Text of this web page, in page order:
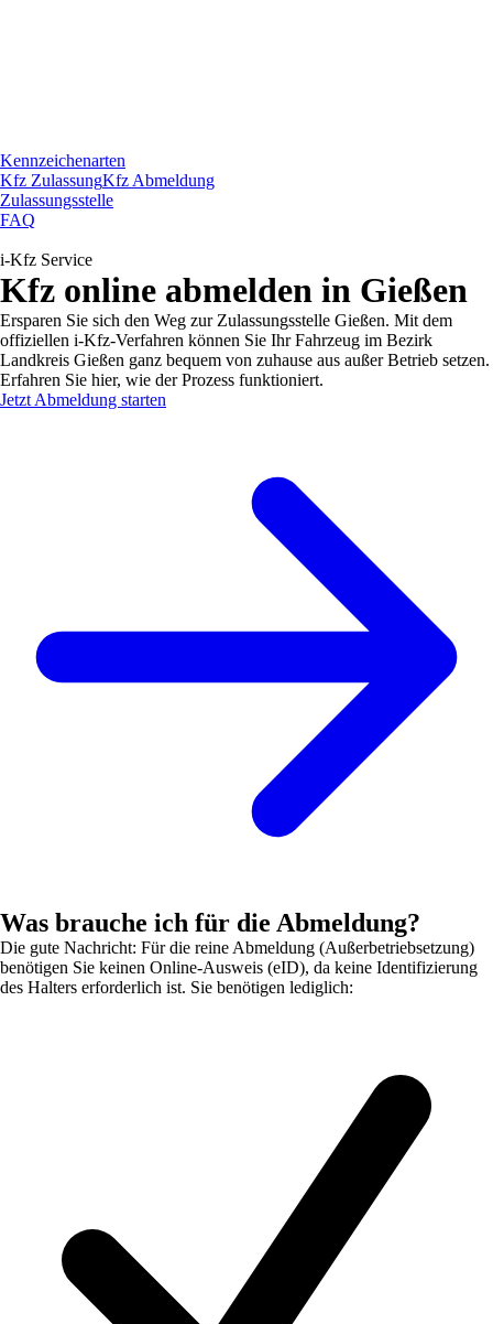
Kennzeichenarten
Kfz ZulassungKfz Abmeldung
Zulassungsstelle
FAQ
i-Kfz Service
Kfz online abmelden in Gießen
Ersparen Sie sich den Weg zur Zulassungsstelle Gießen. Mit dem
offiziellen i-Kfz-Verfahren können Sie Ihr Fahrzeug im Bezirk
Landkreis Gießen ganz bequem von zuhause aus außer Betrieb setzen.
Erfahren Sie hier, wie der Prozess funktioniert.
Jetzt Abmeldung starten
Was brauche ich für die Abmeldung?
Die gute Nachricht: Für die reine Abmeldung (Außerbetriebsetzung)
benötigen Sie keinen Online-Ausweis (eID), da keine Identifizierung
des Halters erforderlich ist. Sie benötigen lediglich: